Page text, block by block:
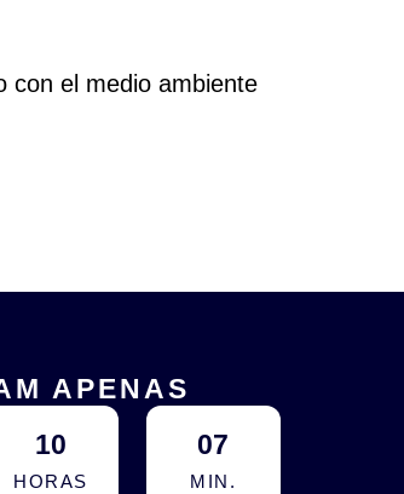
con el medio ambiente
APENAS
10
HORAS
07
MIN.